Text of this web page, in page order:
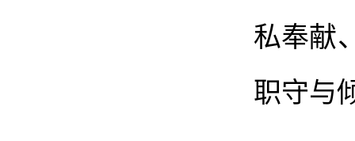
私奉献
职守与